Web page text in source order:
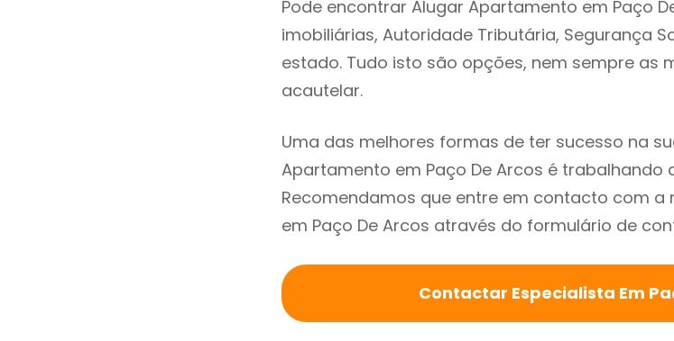
Pode encontrar Alugar Apartamento em Paço
imobiliárias, Autoridade Tributária, Segurança
estado. Tudo isto são opções, nem sempre as
acautelar.
Uma das melhores formas de ter sucesso na
Apartamento em Paço De Arcos é
Recomendamos que entre em contacto com a
em Paço De Arcos através do formulário de
Contactar Especialista Em